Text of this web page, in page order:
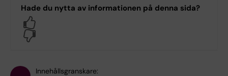
Hade du nytta av informationen på denna sida?
Innehållsgranskare: